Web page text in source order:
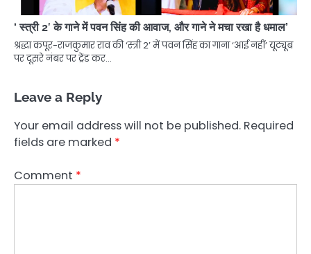
‘ स्त्री 2′ के गाने में पवन सिंह की आवाज, और गाने ने मचा रखा है धमाल’
श्रद्धा कपूर-राजकुमार राव की ‘स्त्री 2’ में पवन सिंह का गाना ‘आई नहीं’ यूट्यूब
पर दूसरे नंबर पर ट्रेंड कर…
Leave a Reply
Your email address will not be published. Required
fields are marked *
Comment *